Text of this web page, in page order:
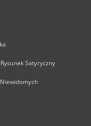
Satyryczny